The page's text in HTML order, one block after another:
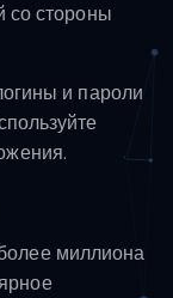
со стороны
и пароли
миллиона